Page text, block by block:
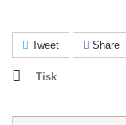
Tweet Share
Tisk